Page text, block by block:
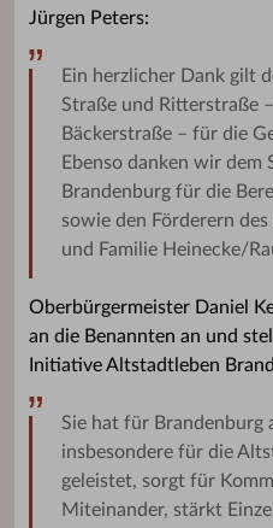
Jürgen Peters:
Ein herzlicher Dank gilt
Straße und Ritterstraße
Bäckerstraße – für die
Ebenso danken wir dem
Brandenburg für die
sowie den Förderern
und Familie Heinecke/
Oberbürgermeister Daniel
an die Benannten an und
Initiative Altstadtleben
Sie hat für Brandenburg
insbesondere für die
geleistet, sorgt für
Miteinander, stärkt